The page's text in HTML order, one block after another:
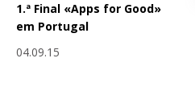
1.ª Final «Apps for Good»
em Portugal
04.09.15